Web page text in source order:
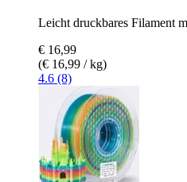
Leicht druckbares Filament
€ 16,99
(€ 16,99 / kg)
4.6 (8)